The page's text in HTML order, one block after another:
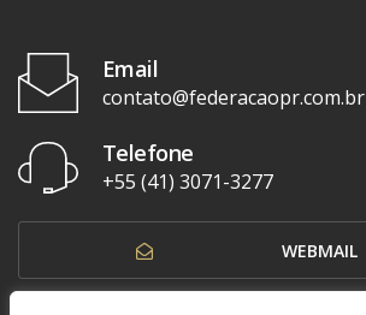
Email
contato@federacaopr.com.br
Telefone
+55 (41) 3071-3277
WEBMAIL